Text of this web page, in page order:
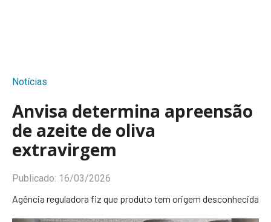
Notícias
Anvisa determina apreensão
de azeite de oliva
extravirgem
Publicado: 16/03/2026
Agência reguladora fiz que produto tem origem desconhecida